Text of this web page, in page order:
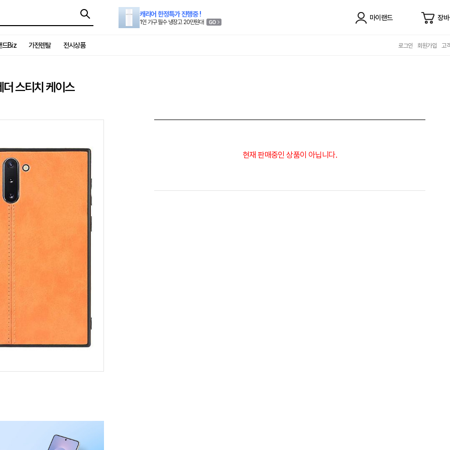
캐리어 한정특가 진행중 !
1인 가구 필수 냉장고 20만원대
마이랜드 장
드Biz 가전렌탈 전시상품 로그인 회원가입 고
스티치 케이스
현재 판매중인 상품이 아닙니다.